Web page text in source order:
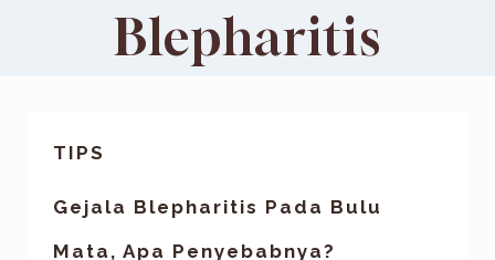
Blepharitis
TIPS
Gejala Blepharitis Pada Bulu
Mata, Apa Penyebabnya?